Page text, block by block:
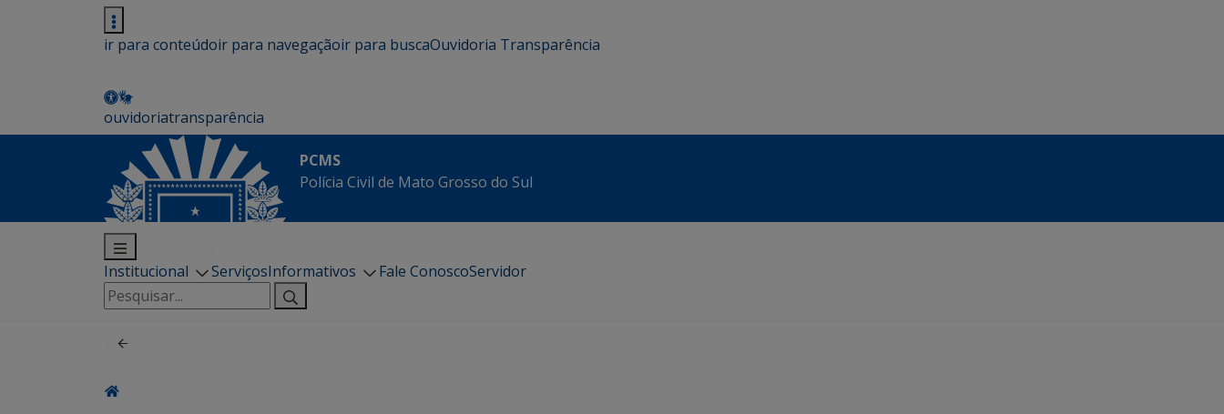
ir para conteúdoir para navegaçãoir para buscaOuvidoria Transparência
ouvidoriatransparência
PCMS
Polícia Civil de Mato Grosso do Sul
Institucional ServiçosInformativos Fale ConoscoServidor
Pesquisar
por: